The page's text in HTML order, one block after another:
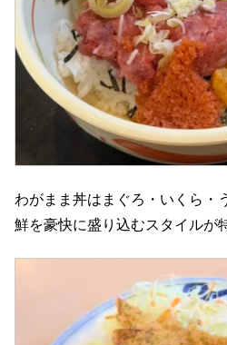
わがまま丼はまぐろ・いくら・
鮮を豪快に盛り込むスタイルが